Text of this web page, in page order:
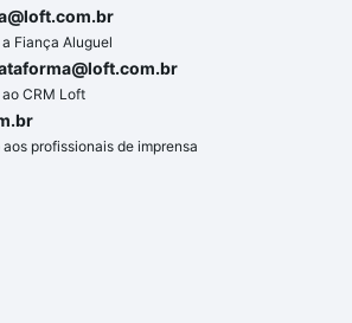
Fiança Aluguel
CRM Loft
profissionais de imprensa